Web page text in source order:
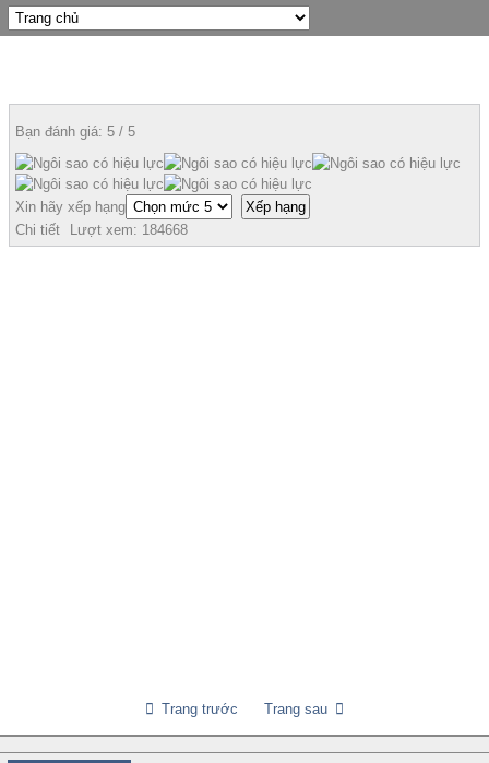
Bạn đánh giá: 5 / 5
Xin hãy xếp hạng
Chi tiết
Lượt xem: 184668
Trang trước Trang sau